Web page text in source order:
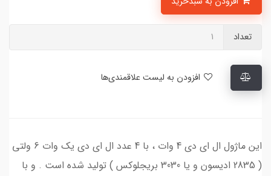
تعداد
این ماژول ال ای دی 4 وات ، با 4 عدد ال ای دی یک وات 6 ولتی
( 2835 ادیسون و یا 3030 بریجلوکس ) تولید شده است . و با